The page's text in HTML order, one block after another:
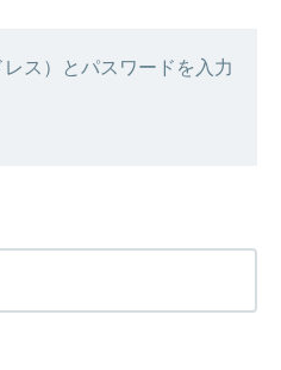
ス）とパスワードを入力